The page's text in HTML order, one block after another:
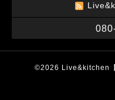
©2026 Live&kitchen